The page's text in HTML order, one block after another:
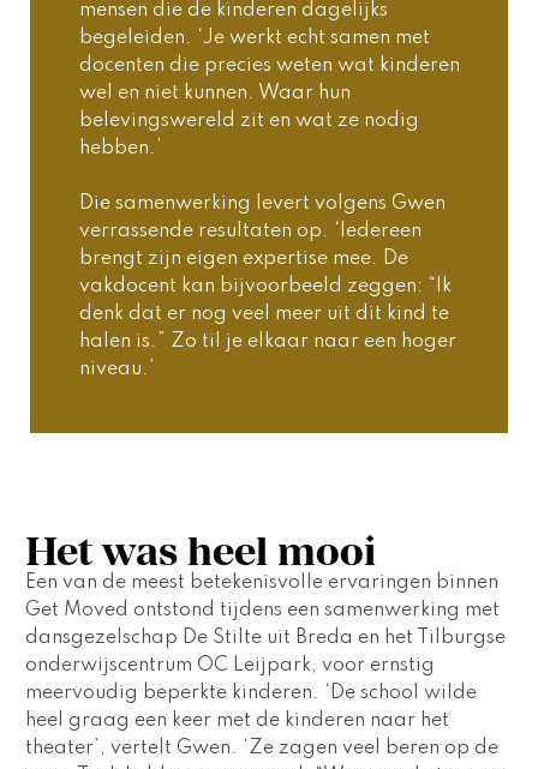
mensen die de kinderen dagelijks
begeleiden. ‘Je werkt echt samen met
docenten die precies weten wat kinderen
wel en niet kunnen. Waar hun
belevingswereld zit en wat ze nodig
hebben.’
Die samenwerking levert volgens Gwen
verrassende resultaten op. ‘Iedereen
brengt zijn eigen expertise mee. De
vakdocent kan bijvoorbeeld zeggen: “Ik
denk dat er nog veel meer uit dit kind te
halen is.” Zo til je elkaar naar een hoger
niveau.’
Het was heel mooi
Een van de meest betekenisvolle ervaringen binnen
Get Moved ontstond tijdens een samenwerking met
dansgezelschap De Stilte uit Breda en het Tilburgse
onderwijscentrum OC Leijpark, voor ernstig
meervoudig beperkte kinderen. ‘De school wilde
heel graag een keer met de kinderen naar het
theater’, vertelt Gwen. ‘Ze zagen veel beren op de